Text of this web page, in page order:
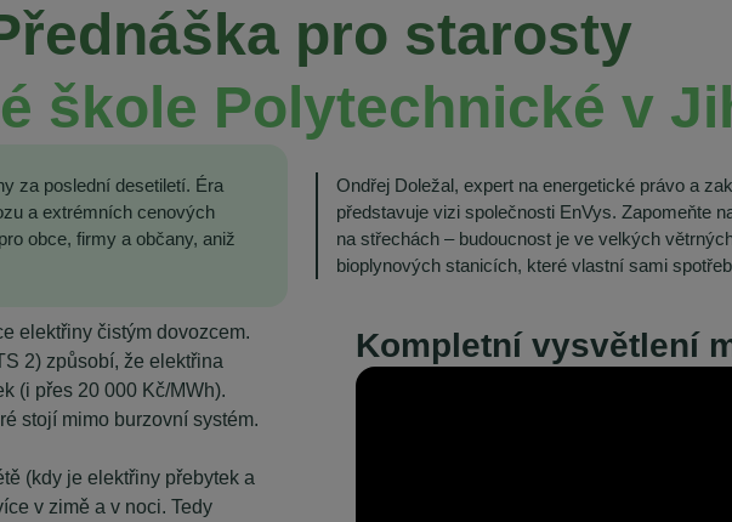
pro starosty
škole Polytechnické v
za poslední desetiletí. Éra
a extrémních cenových
obce, firmy a občany, aniž
Ondřej Doležal, expert na energetické právo a
představuje vizi společnosti EnVys. Zapomeňte
na střechách – budoucnost je ve velkých
bioplynových stanicích, které vlastní sami
elektřiny čistým dovozcem.
2) způsobí, že elektřina
(i přes 20 000 Kč/MWh).
stojí mimo burzovní systém.
(kdy je elektřiny přebytek a
v zimě a v noci. Tedy
Kompletní vysvětlení